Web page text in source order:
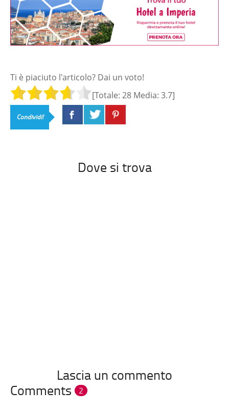
Ti è piaciuto l'articolo? Dai un voto!
[Totale: 28 Media: 3.7]
Condividi!
Dove si trova
Lascia un commento
Comments
2